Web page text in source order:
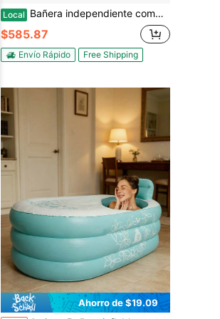
Local Bañera independiente compacta de 49 pulgadas de acrílico para baños pequeños, bañera de hidromasaje relajante para el hogar para apartamentos, adultos y personas mayores, color blanco
$585.87
Envío Rápido Free Shipping
Ahorro de $19.09